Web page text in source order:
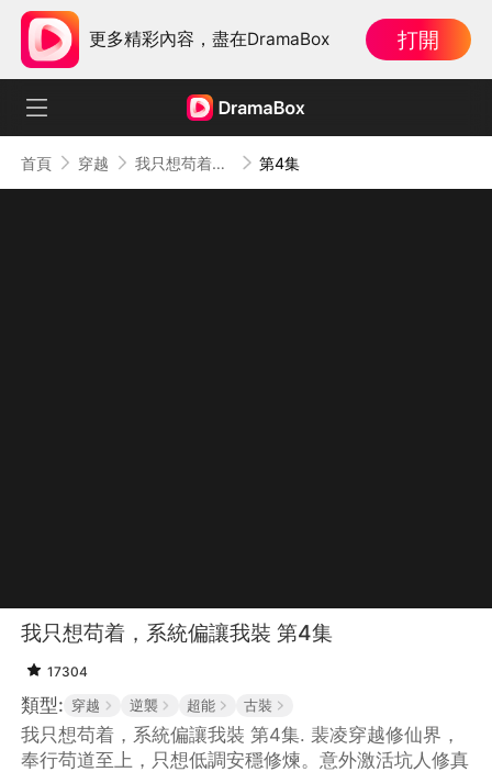
更多精彩內容，盡在DramaBox 打開
首頁 穿越 我只想苟着，系統偏讓我裝 第4集
我只想苟着，系統偏讓我裝 第4集
17304
類型: 穿越 逆襲 超能 古裝
我只想苟着，系統偏讓我裝 第4集. 裴凌穿越修仙界，
奉行苟道至上，只想低調安穩修煉。意外激活坑人修真